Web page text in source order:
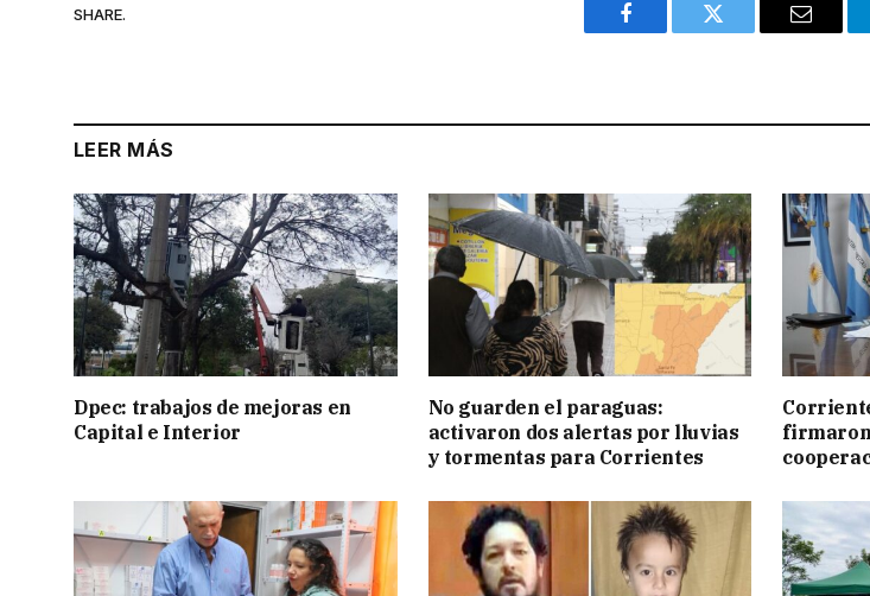
SHARE.
Facebook Twitter Email
LEER MÁS
Dpec: trabajos de mejoras en
Capital e Interior
No guarden el paraguas:
activaron dos alertas por lluvias
y tormentas para Corrientes